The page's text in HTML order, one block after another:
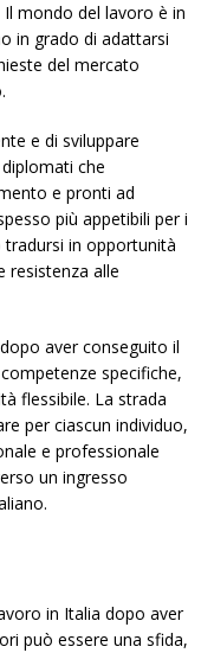
mondo del lavoro è in
in grado di adattarsi
del mercato
e di sviluppare
che
e pronti ad
più appetibili per i
in opportunità
resistenza alle
aver conseguito il
specifiche,
flessibile. La strada
per ciascun individuo,
e professionale
un ingresso
in Italia dopo aver
può essere una sfida,